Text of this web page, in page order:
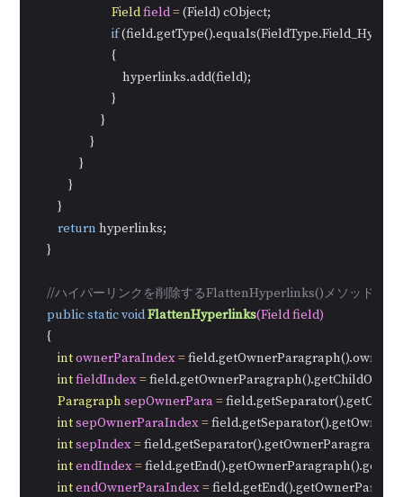
Fieldfield= (Field) cObject;
if
                            {
                                hyperlinks.add(field);
                            }
                        }
                    }
                }
            }
        }
return hyperlinks;
    }
//ハイパーリンクを削除するFlattenHyperlinks()メソッドを作
publicstaticvoidFlattenHyperlinks(Field field)
    {
intownerParaIndex=
intfieldIndex=
Paragraph sepOwnerPara=
intsepOwnerParaIndex=
intsepIndex=
intendIndex=
intendOwnerParaIndex=